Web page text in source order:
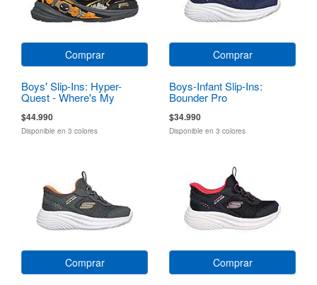
Comprar
Boys' Slip-Ins: Hyper-
Quest - Where's My
$44.990
Disponible en 3 colores
Comprar
Boys-Infant Slip-Ins:
Bounder Pro
$34.990
Disponible en 3 colores
Comprar Comprar